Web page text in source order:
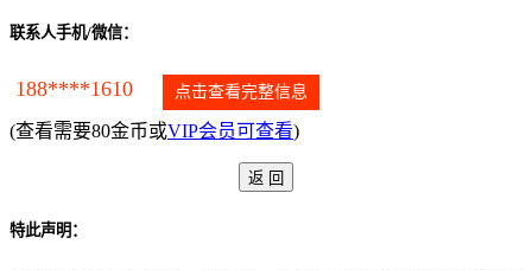
联系人手机/微信：
188****1610 点击查看完整信息
(查看需要80金币或VIP会员可查看)
特此声明：